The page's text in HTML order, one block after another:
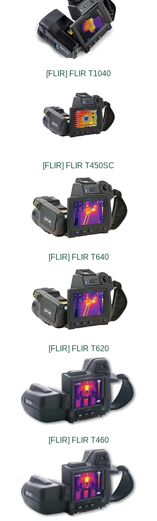
[FLIR] FLIR T1040
[FLIR] FLIR T450SC
[FLIR] FLIR T640
[FLIR] FLIR T620
[FLIR] FLIR T460